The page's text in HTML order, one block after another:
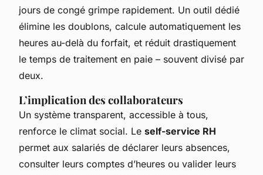
jours de congé grimpe rapidement. Un outil dédié
élimine les doublons, calcule automatiquement les
heures au-delà du forfait, et réduit drastiquement
le temps de traitement en paie – souvent divisé par
deux.
L’implication des collaborateurs
Un système transparent, accessible à tous,
renforce le climat social. Le self-service RH
permet aux salariés de déclarer leurs absences,
consulter leurs comptes d’heures ou valider leurs